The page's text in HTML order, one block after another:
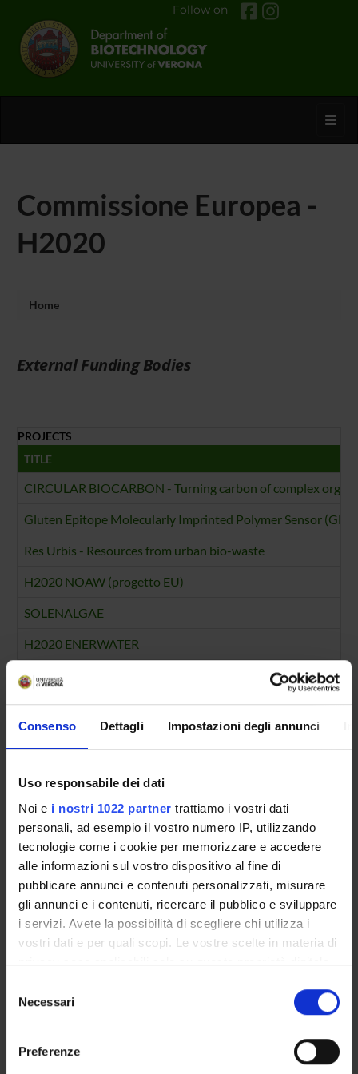
Consenso Dettagli Impostazioni degli annunci
Uso responsabile dei dati
Noi e i nostri 1022 partner trattiamo i vostri dati
personali, ad esempio il vostro numero IP, utilizzando
tecnologie come i cookie per memorizzare e accedere
alle informazioni sul vostro dispositivo al fine di
pubblicare annunci e contenuti personalizzati, misurare
gli annunci e i contenuti, ricercare il pubblico e sviluppare
i servizi. Avete la possibilità di scegliere chi utilizza i
vostri dati e per quali scopi. Le vostre scelte in materia di
privacy sono applicabili solo su questa proprietà digitale
modificare o revocare il proprio consenso in qualsiasi
momento dalla Dichiarazione sui cookie o facendo clic
delNecessari
Preferenze
Follow on
Commissione Europea -
H2020
Home
External Funding Bodies
PROJECTS
TITLE
CIRCULAR BIOCARBON - Turning carbon of complex
Gluten Epitope Molecularly Imprinted Polymer Sensor
Res Urbis - Resources from urban bio-waste
H2020 NOAW (progetto EU)
SOLENALGAE
H2020 ENERWATER
FOUNDING NUMBERS
YEAR
NUMBER
2021
2016 2
2015 1
Contacts
People
Places